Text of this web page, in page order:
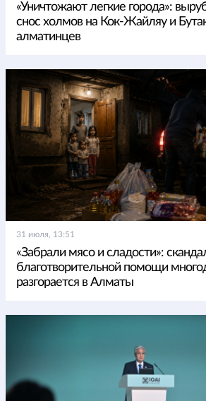
«Уничтожают легкие города»:
снос холмов на Кок-Жайляу и
алматинцев
31 июля, 13:51
«Забрали мясо и сладости»:
благотворительной помощи
разгорается в Алматы